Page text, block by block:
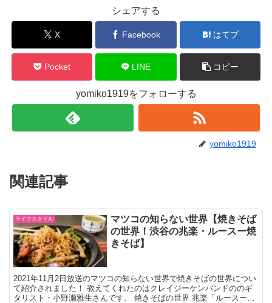
シェアする
X Facebook はてブ
Pocket LINE コピー
yomiko1919をフォローする
yomiko1919
関連記事
ライフスタイル
マツコの知らない世界【焼きそば
の世界！渋谷の兆楽・ルースー焼
きそば】
2021年11月2日放送のマツコの知らない世界で焼きそばの世界につい
て紹介されました！ 教えてくれたのはクレイジーケンバンドののギ
タリスト・小野瀬雅生さんです。 焼きそばの世界 兆楽「ルースー焼